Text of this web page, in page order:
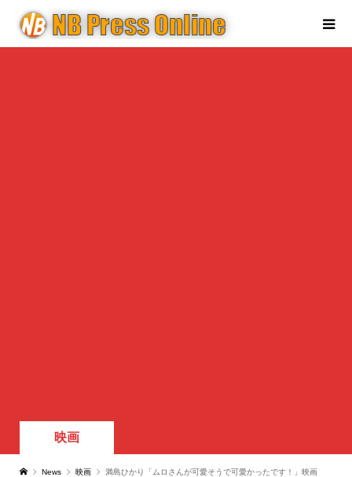
映画
News 映画
満島ひかり「ムロさんが可愛そうで可愛かったです！」映画